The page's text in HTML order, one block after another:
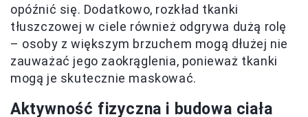
opóźnić się. Dodatkowo, rozkład tkanki
tłuszczowej w ciele również odgrywa dużą rolę
– osoby z większym brzuchem mogą dłużej nie
zauważać jego zaokrąglenia, ponieważ tkanki
mogą je skutecznie maskować.
Aktywność fizyczna i budowa ciała